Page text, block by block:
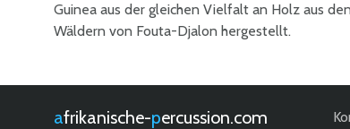
Guinea aus der gleichen Vielfalt an Holz aus
Wäldern von Fouta-Djalon hergestellt.
afrikanische- percussion.com